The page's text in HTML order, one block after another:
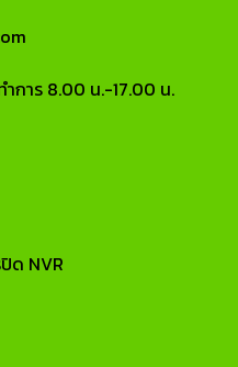
ำการ 8.00 น.-17.00 น.
ด NVR